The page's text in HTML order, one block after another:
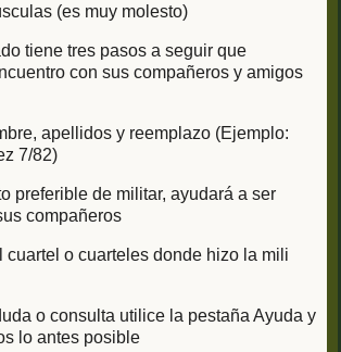
(es muy molesto)
tiene tres pasos a seguir que
con sus compañeros y amigos
apellidos y reemplazo (Ejemplo:
7/82)
preferible de militar, ayudará a ser
compañeros
cuartel o cuarteles donde hizo la mili
o consulta utilice la pestaña Ayuda y
lo antes posible